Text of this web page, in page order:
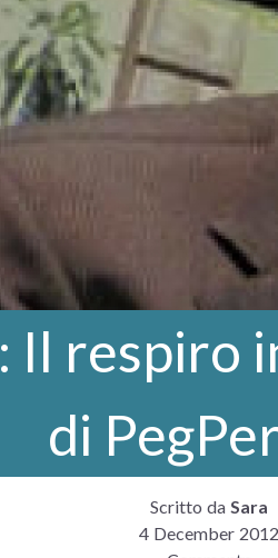
Il respiro
di
Scritto da Sara
4 December